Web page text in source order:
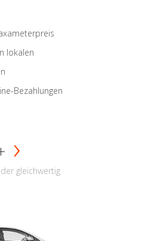
lokalen
Bezahlungen
gleichwertig